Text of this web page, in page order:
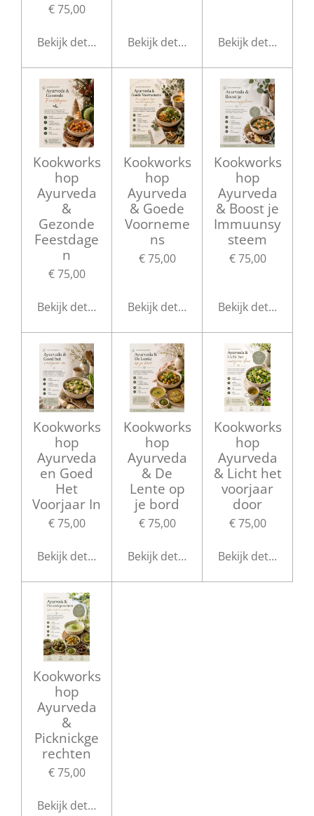
€ 75,00
Bekijk details Bekijk details Bekijk details
Kookworks
hop
Ayurveda
&
Gezonde
Feestdage
n
€ 75,00
Bekijk details
Kookworks
hop
Ayurveda
& Goede
Voorneme
ns
€ 75,00
Bekijk details
Kookworks
hop
Ayurveda
& Boost je
Immuunsy
steem
€ 75,00
Bekijk details
Kookworks
hop
Ayurveda
en Goed
Het
Voorjaar In
€ 75,00
Bekijk details
Kookworks
hop
Ayurveda
& De
Lente op
je bord
€ 75,00
Bekijk details
Kookworks
hop
Ayurveda
& Licht het
voorjaar
door
€ 75,00
Bekijk details
Kookworks
hop
Ayurveda
&
Picknickge
rechten
€ 75,00
Bekijk details